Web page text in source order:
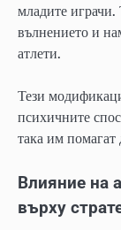
младите
вълнението и
атлети.
Тези
психичните
така им помагат
Влияние на
върху